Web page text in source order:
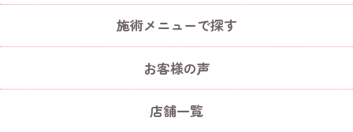
施術メニューで探す
お客様の声
店舗一覧